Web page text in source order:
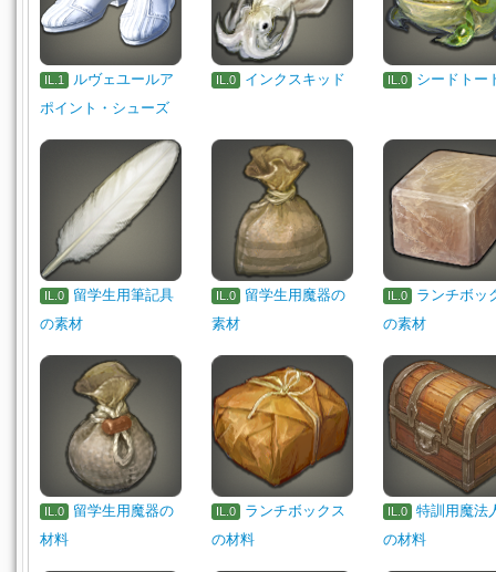
IL.1
ルヴェユールア
ポイント・シューズ
IL.0 インクスキッド IL.0 シードトー
IL.0
留学生用筆記具
の素材
IL.0
留学生用魔器の
素材
IL.0
ランチボッ
の素材
IL.0
留学生用魔器の
材料
IL.0
ランチボックス
の材料
IL.0
特訓用魔法
の材料